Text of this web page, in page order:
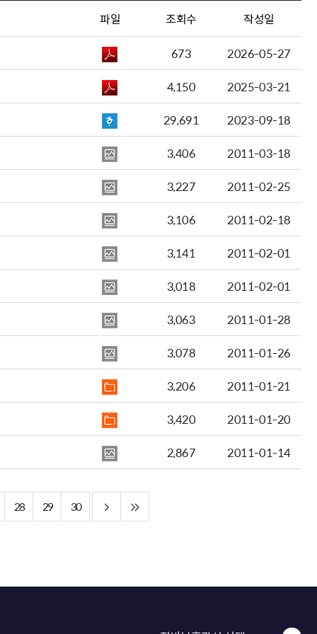
파일 조회수 작성일
673
2026-05-27
4,150
2025-03-21
29,691
2023-09-18
3,406
2011-03-18
3,227
2011-02-25
3,106
2011-02-18
3,141
2011-02-01
3,018
2011-02-01
3,063
2011-01-28
3,078
2011-01-26
3,206
2011-01-21
3,420
2011-01-20
2,867
2011-01-14
28 29 30